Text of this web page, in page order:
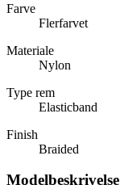
Farve
Flerfarvet
Materiale
Nylon
Type rem
Elasticband
Finish
Braided
Modelbeskrivelse